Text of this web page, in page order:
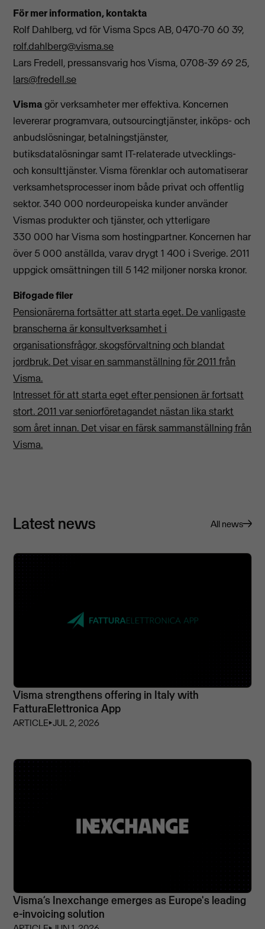
För mer information, kontakta
Rolf Dahlberg, vd för Visma Spcs AB, 0470-70 60 39,
rolf.dahlberg@visma.se
Lars Fredell, pressansvarig hos Visma, 0708-39 69 25,
lars@fredell.se
Vismagör verksamheter mer effektiva. Koncernen
levererar programvara, outsourcingtjänster, inköps- och
anbudslösningar, betalningstjänster,
butiksdatalösningar samt IT-relaterade utvecklings-
och konsulttjänster. Visma förenklar och automatiserar
verksamhetsprocesser inom både privat och offentlig
sektor. 340 000 nordeuropeiska kunder använder
Vismas produkter och tjänster, och ytterligare
330 000 har Visma som hostingpartner. Koncernen har
över 5 000 anställda, varav drygt 1 400 i Sverige. 2011
uppgick omsättningen till 5 142 miljoner norska kronor.
Bifogade filer
Pensionärerna fortsätter att starta eget. De vanligaste
branscherna är konsultverksamhet i
organisationsfrågor, skogsförvaltning och blandat
jordbruk. Det visar en sammanställning för 2011 från
Visma.
Intresset för att starta eget efter pensionen är fortsatt
stort. 2011 var seniorföretagandet nästan lika starkt
som året innan. Det visar en färsk sammanställning från
Visma.
Latest news All news
Visma strengthens offering in Italy with
FatturaElettronica App
ARTICLE⏵JUL 2, 2026
Visma’s Inexchange emerges as Europe's leading
e-invoicing solution